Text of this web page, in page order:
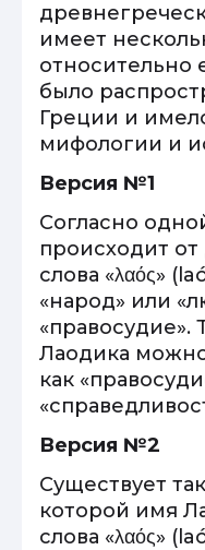
имеет
относительно
было
Греции и
мифологии и
Версия №1
Согласно
происходит
слова «λαός»
«народ» или
«правосудие».
Лаодика
как
Версия №2
Существует
которой имя
слова «λαός»